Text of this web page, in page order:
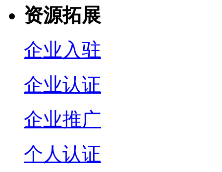
资源拓展
企业入驻
企业认证
企业推广
个人认证